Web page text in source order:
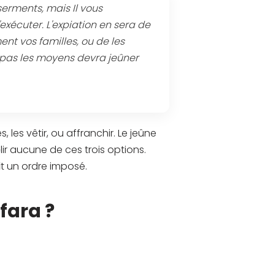
mais Il vous
L'expiation en sera de
vos familles, ou de les
les moyens devra jeûner
les vêtir, ou affranchir. Le jeûne
aucune de ces trois options.
un ordre imposé.
?